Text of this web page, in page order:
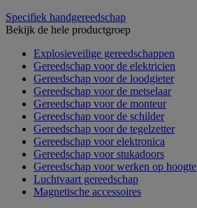
Specifiek handgereedschap
Bekijk de hele productgroep
Explosieveilige gereedschappen
Gereedschap voor de elektricien
Gereedschap voor de loodgieter
Gereedschap voor de metselaar
Gereedschap voor de monteur
Gereedschap voor de schilder
Gereedschap voor de tegelzetter
Gereedschap voor elektronica
Gereedschap voor stukadoors
Gereedschap voor werken op hoogte
Luchtvaart gereedschap
Magnetische accessoires